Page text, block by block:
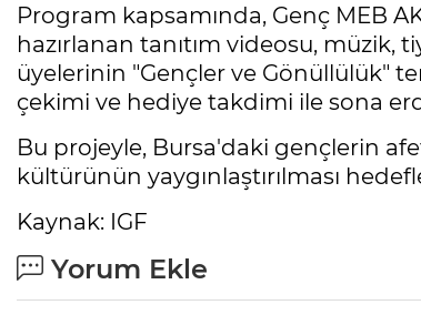
Program kapsamında, Genç MEB
hazırlanan tanıtım videosu,
üyelerinin "Gençler ve Gönüllülük"
çekimi ve hediye takdimi ile sona
Bu projeyle, Bursa'daki gençlerin
kültürünün yaygınlaştırılması
Kaynak: IGF
Yorum Ekle